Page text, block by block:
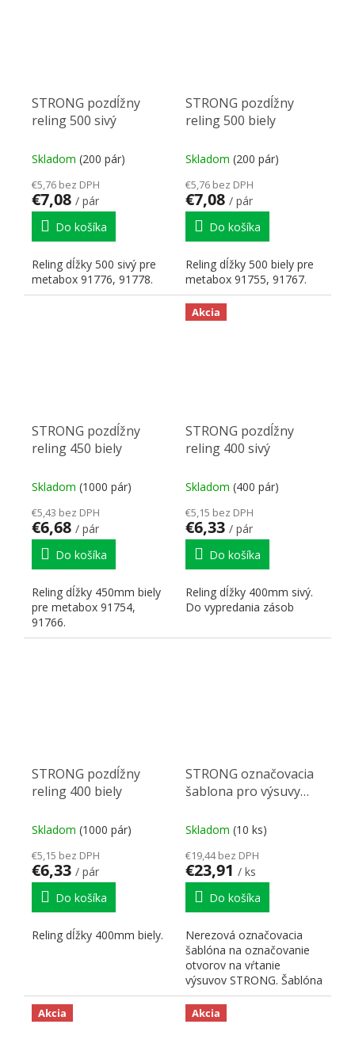
STRONG pozdĺžny
reling 500 sivý
Skladom (200 pár)
€5,76 bez DPH
€7,08 / pár
Do košíka
Reling dĺžky 500 sivý pre
metabox 91776, 91778.
STRONG pozdĺžny
reling 500 biely
Skladom (200 pár)
€5,76 bez DPH
€7,08 / pár
Do košíka
Reling dĺžky 500 biely pre
metabox 91755, 91767.
STRONG pozdĺžny
reling 450 biely
Skladom (1000 pár)
€5,43 bez DPH
€6,68 / pár
Do košíka
Reling dĺžky 450mm biely
pre metabox 91754,
91766.
Akcia
STRONG pozdĺžny
reling 400 sivý
Skladom (400 pár)
€5,15 bez DPH
€6,33 / pár
Do košíka
Reling dĺžky 400mm sivý.
Do vypredania zásob
STRONG pozdĺžny
reling 400 biely
Skladom (1000 pár)
€5,15 bez DPH
€6,33 / pár
Do košíka
Reling dĺžky 400mm biely.
STRONG označovacia
šablona pro výsuvy
Skladom (10 ks)
€19,44 bez DPH
€23,91 / ks
Do košíka
Nerezová označovacia
šablóna na označovanie
otvorov na vŕtanie
výsuvov STRONG. Šablóna
je symetrická, teda vhodá
pre...
Akcia Akcia